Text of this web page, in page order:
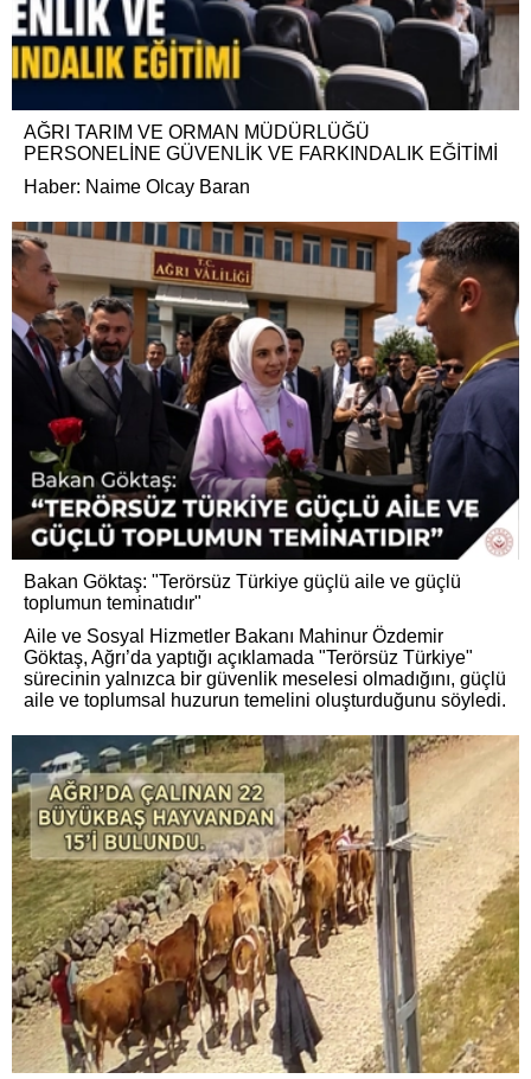
AĞRI TARIM VE ORMAN MÜDÜRLÜĞÜ
PERSONELİNE GÜVENLİK VE FARKINDALIK EĞİTİMİ
Haber: Naime Olcay Baran
Bakan Göktaş: "Terörsüz Türkiye güçlü aile ve güçlü
toplumun teminatıdır"
Aile ve Sosyal Hizmetler Bakanı Mahinur Özdemir
Göktaş, Ağrı’da yaptığı açıklamada "Terörsüz Türkiye"
sürecinin yalnızca bir güvenlik meselesi olmadığını, güçlü
aile ve toplumsal huzurun temelini oluşturduğunu söyledi.